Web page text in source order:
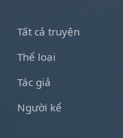
Tất cả truyện
Thể loại
Tác giả
Người kể